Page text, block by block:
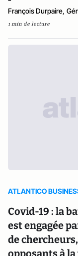
François Durpaire,
1 min de lecture
ATLANTICO
Covid-19 : la
est engagée
de